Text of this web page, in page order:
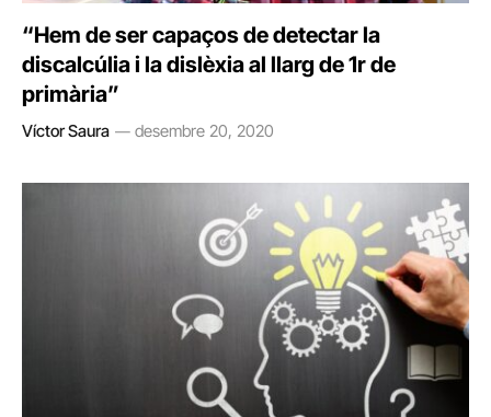
“Hem de ser capaços de detectar la
discalcúlia i la dislèxia al llarg de 1r de
primària”
Víctor Saura desembre 20, 2020